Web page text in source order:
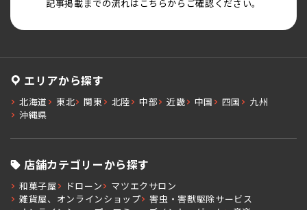
記事掲載までの流れはこちらからご確認ください。
エリアから探す
北海道 東北 関東 北陸 中部 近畿 中国 四国
九州
沖縄県
店舗カテゴリーから探す
和菓子屋 ドローン
マツエクサロン
雑貨屋、オンラインショップ
害虫・害獣駆除サービス